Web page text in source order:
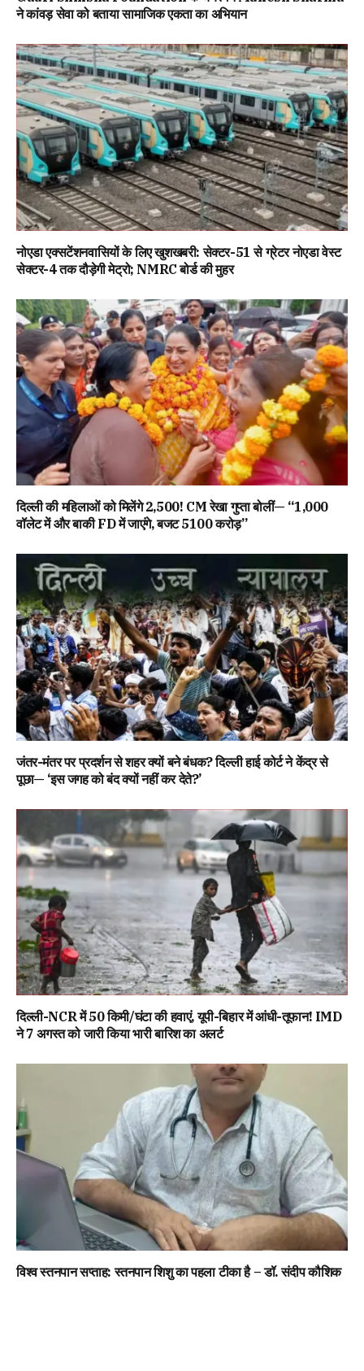
ने कांवड़ सेवा को बताया सामाजिक एकता का अभियान
नोएडा एक्सटेंशनवासियों के लिए खुशखबरी: सेक्टर-51 से ग्रेटर नोएडा वेस्ट
सेक्टर-4 तक दौड़ेगी मेट्रो; NMRC बोर्ड की मुहर
दिल्ली की महिलाओं को मिलेंगे ₹2,500! CM रेखा गुप्ता बोलीं— “1,000
वॉलेट में और बाकी FD में जाएंगे, बजट ₹5100 करोड़”
जंतर-मंतर पर प्रदर्शन से शहर क्यों बने बंधक? दिल्ली हाई कोर्ट ने केंद्र से
पूछा— ‘इस जगह को बंद क्यों नहीं कर देते?’
दिल्ली-NCR में 50 किमी/घंटा की हवाएं, यूपी-बिहार में आंधी-तूफान! IMD
ने 7 अगस्त को जारी किया भारी बारिश का अलर्ट
विश्व स्तनपान सप्ताह: स्तनपान शिशु का पहला टीका है – डॉ. संदीप कौशिक